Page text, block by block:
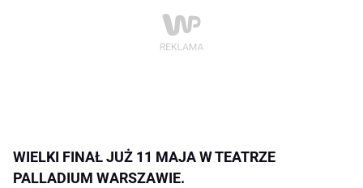
WIELKI FINAŁ JUŻ 11 MAJA W TEATRZE
PALLADIUM WARSZAWIE.